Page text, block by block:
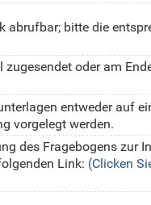
bitte die
oder am
entweder auf
vorgelegt werden.
des Fragebogens zur
Link: (Clicken